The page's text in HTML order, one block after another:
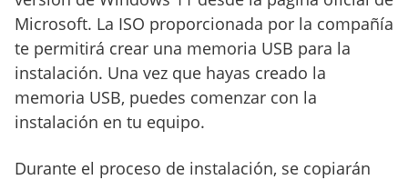
Microsoft. La ISO proporcionada por la compañía
te permitirá crear una memoria USB para la
instalación. Una vez que hayas creado la
memoria USB, puedes comenzar con la
instalación en tu equipo.
Durante el proceso de instalación, se copiarán